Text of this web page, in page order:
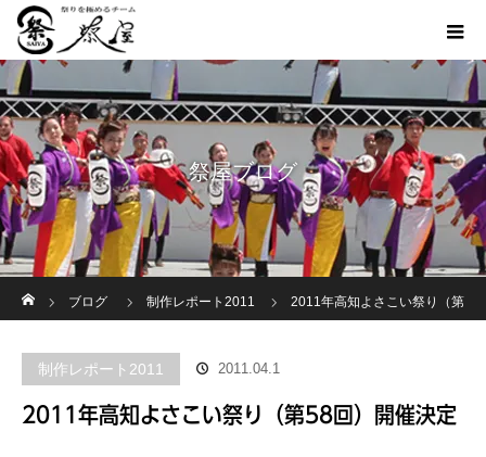
祭屋ブログ
ブログ
制作レポート2011 2011年高知よさこい祭り（第
制作レポート2011 2011.04.1
2011年高知よさこい祭り（第58回）開催決定